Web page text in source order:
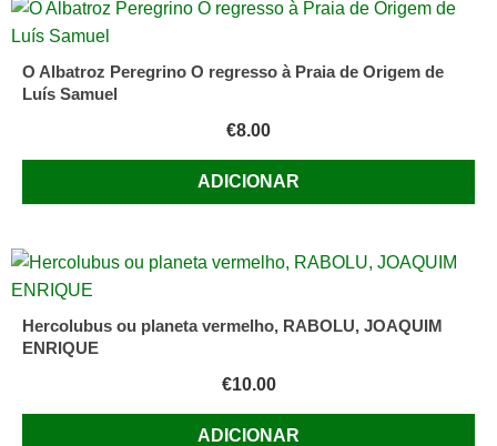
O Albatroz Peregrino O regresso à Praia de Origem de
Luís Samuel
€8.00
ADICIONAR
Hercolubus ou planeta vermelho, RABOLU, JOAQUIM
ENRIQUE
€10.00
ADICIONAR